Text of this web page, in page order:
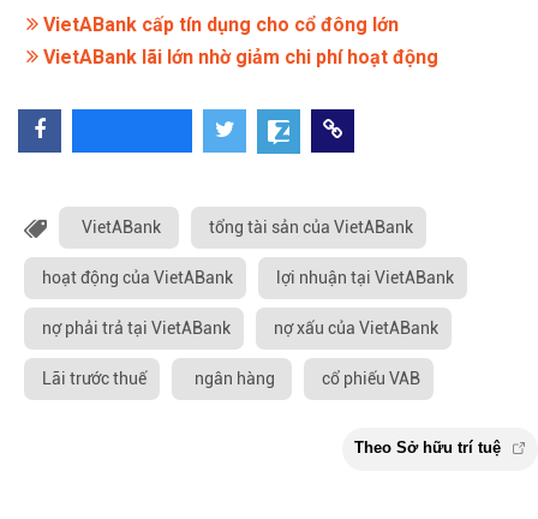
VietABank cấp tín dụng cho cổ đông lớn
VietABank lãi lớn nhờ giảm chi phí hoạt động
VietABank tổng tài sản của VietABank
hoạt động của VietABank lợi nhuận tại VietABank
nợ phải trả tại VietABank nợ xấu của VietABank
Lãi trước thuế ngân hàng cổ phiếu VAB